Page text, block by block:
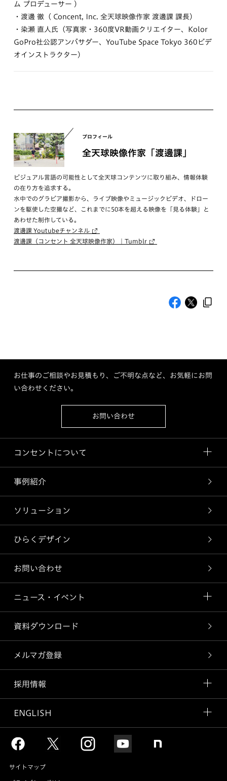
ム プロデューサー ）
・渡邊 徹（ Concent, Inc. 全天球映像作家 渡邊課 課長）
・染瀬 直人氏（写真家・360度VR動画クリエイター、Kolor
GoPro社公認アンバサダー、YouTube Space Tokyo 360ビデ
オインストラクター）
プロフィール
全天球映像作家「渡邊課」
ビジュアル言語の可能性として全天球コンテンツに取り組み、情報体験
の在り方を追求する。
水中でのグラビア撮影から、ライブ映像やミュージックビデオ、ドロー
ンを駆使した空撮など、これまでに50本を超える映像を「見る体験」と
あわせた制作している。
渡邊課 Youtubeチャンネル
渡邊課（コンセント 全天球映像作家）｜Tumblr
お仕事のご相談やお見積もり、ご不明な点など、お気軽にお問
い合わせください。
お問い合わせ
コンセントについて
事例紹介
ソリューション
ひらくデザイン
お問い合わせ
ニュース・イベント
資料ダウンロード
メルマガ登録
採用情報
ENGLISH
サイトマップ